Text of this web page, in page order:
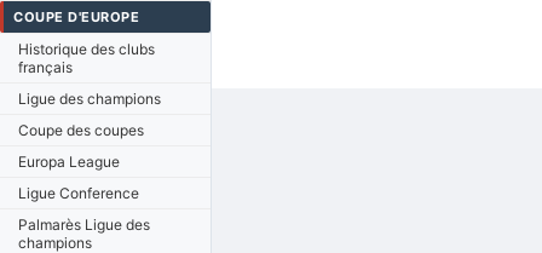
COUPE D'EUROPE
Historique des clubs
français
Ligue des champions
Coupe des coupes
Europa League
Ligue Conference
Palmarès Ligue des
champions